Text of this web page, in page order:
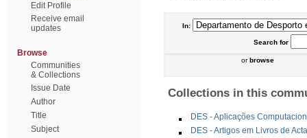
Edit Profile
Receive email
updates
Browse
Communities
& Collections
Issue Date
Author
Title
Subject
In:
Searchfor
orbrowse
Collections in this
DES - Aplicações
DES - Artigos em Livros de